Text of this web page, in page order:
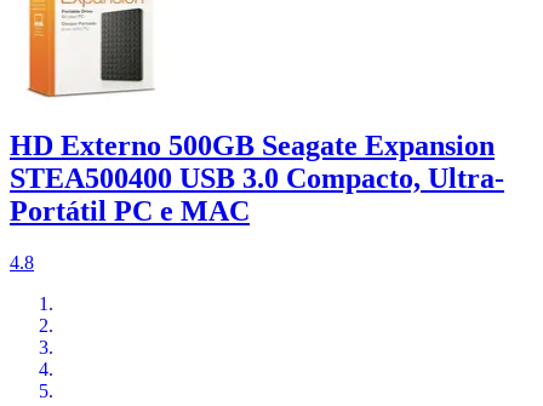
HD Externo 500GB Seagate Expansion
STEA500400 USB 3.0 Compacto, Ultra-
Portátil PC e MAC
4.8